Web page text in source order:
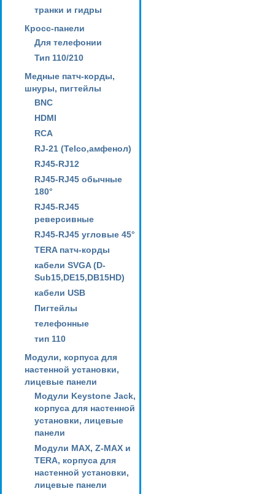
транки и гидры
Кросс-панели
Для телефонии
Тип 110/210
Медные патч-корды,
шнуры, пигтейлы
BNC
HDMI
RCA
RJ-21 (Telco,амфенол)
RJ45-RJ12
RJ45-RJ45 обычные
180°
RJ45-RJ45
реверсивные
RJ45-RJ45 угловые 45°
TERA патч-корды
кабели SVGA (D-
Sub15,DE15,DB15HD)
кабели USB
Пигтейлы
телефонные
тип 110
Модули, корпуса для
настенной установки,
лицевые панели
Модули Keystone Jack,
корпуса для настенной
установки, лицевые
панели
Модули MAX, Z-MAX и
TERA, корпуса для
настенной установки,
лицевые панели